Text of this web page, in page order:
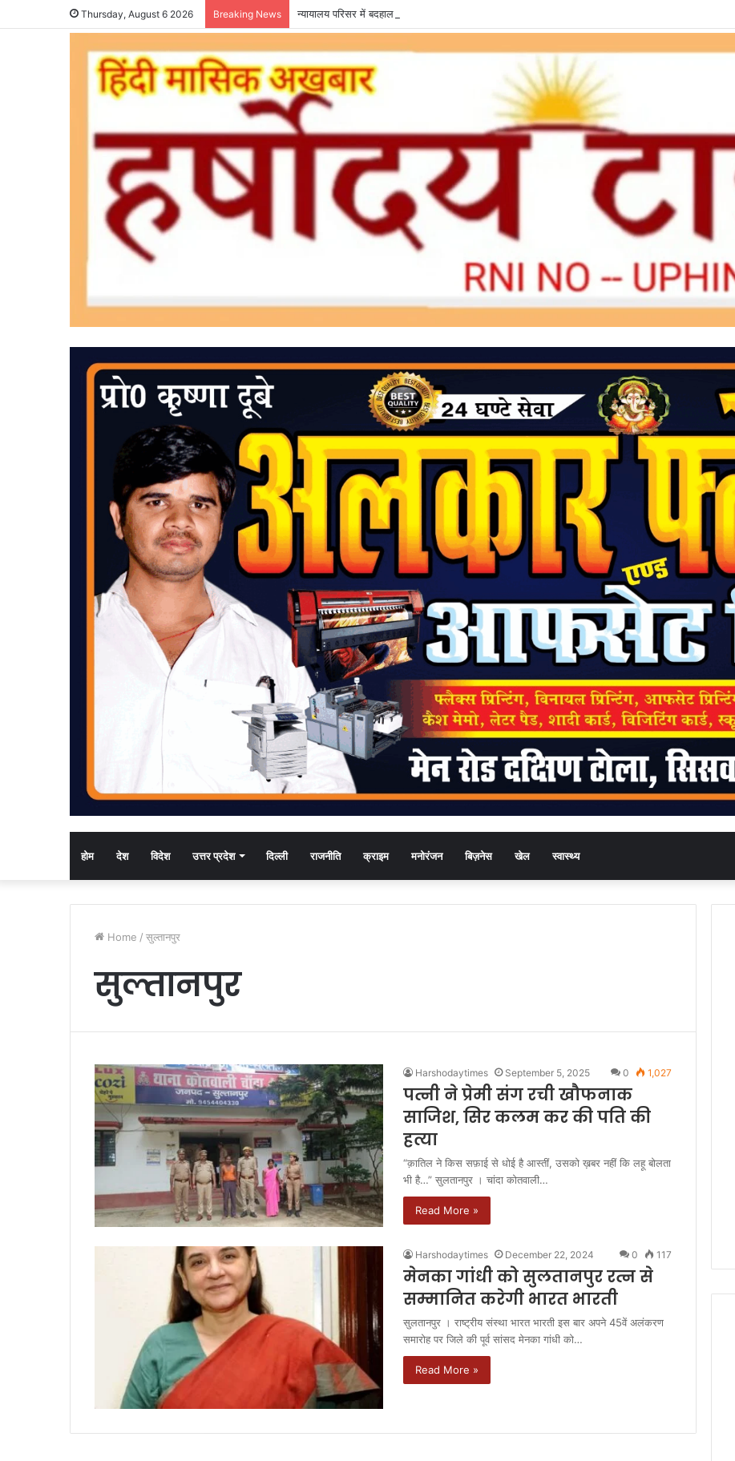
Thursday, August 6 2026 Breaking News न्यायालय परिसर में बदहाल सफाई व्यवस्था, शौचालय की दुर्दशा से वादकारी परेशान
होम देश विदेश उत्तर प्रदेश दिल्ली राजनीति क्राइम मनोरंजन बिज़नेस खेल स्वास्थ्य
Home / सुल्तानपुर
सुल्तानपुर
Harshodaytimes September 5, 2025 0 1,027
पत्नी ने प्रेमी संग रची खौफनाक
साजिश, सिर कलम कर की पति की
हत्या
“क़ातिल ने किस सफ़ाई से धोई है आस्तीं, उसको ख़बर नहीं कि लहू बोलता
भी है…” सुलतानपुर । चांदा कोतवाली…
Read More »
Harshodaytimes December 22, 2024 0 117
मेनका गांधी को सुलतानपुर रत्न से
सम्मानित करेगी भारत भारती
सुलतानपुर । राष्ट्रीय संस्था भारत भारती इस बार अपने 45वें अलंकरण
समारोह पर जिले की पूर्व सांसद मेनका गांधी को…
Read More »